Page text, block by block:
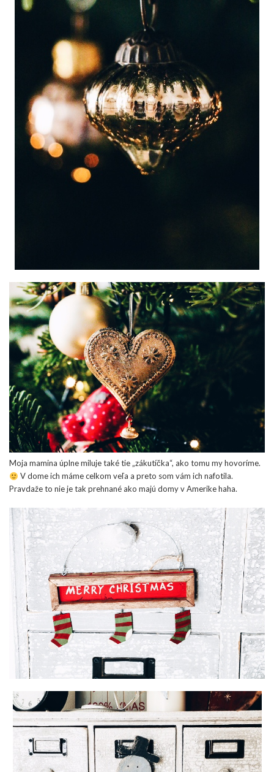
Moja mamina úplne miluje také tie „zákutíčka“, ako tomu my hovoríme.
V dome ich máme celkom veľa a preto som vám ich nafotila.
Pravdaže to nie je tak prehnané ako majú domy v Amerike haha.